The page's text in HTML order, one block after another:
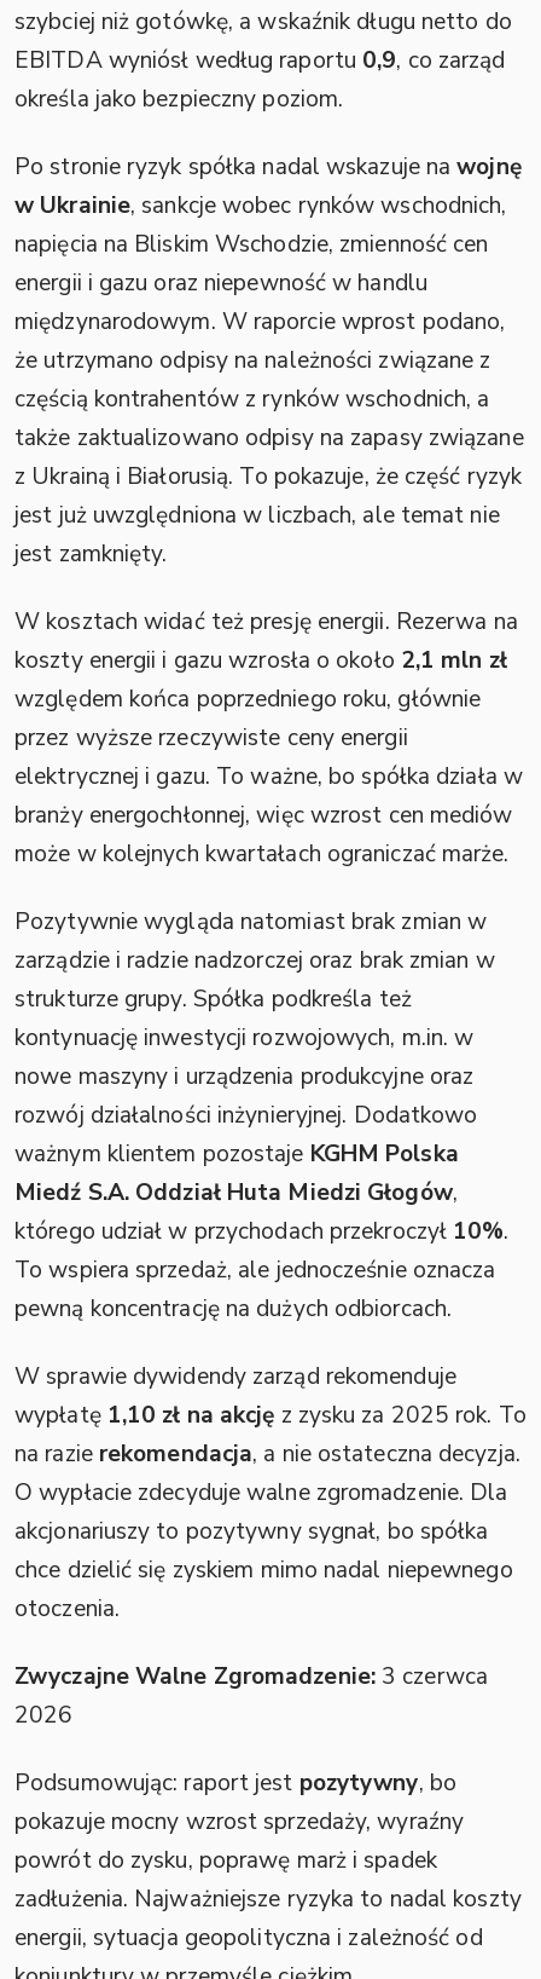
szybciej niż gotówkę, a wskaźnik długu netto do
EBITDA wyniósł według raportu 0,9, co zarząd
określa jako bezpieczny poziom.
Po stronie ryzyk spółka nadal wskazuje nawojnę
w Ukrainie, sankcje wobec rynków wschodnich,
napięcia na Bliskim Wschodzie, zmienność cen
energii i gazu oraz niepewność w handlu
międzynarodowym. W raporcie wprost podano,
że utrzymano odpisy na należności związane z
częścią kontrahentów z rynków wschodnich, a
także zaktualizowano odpisy na zapasy związane
z Ukrainą i Białorusią. To pokazuje, że część ryzyk
jest już uwzględniona w liczbach, ale temat nie
jest zamknięty.
W kosztach widać też presję energii. Rezerwa na
koszty energii i gazu wzrosła o około 2,1 mln zł
względem końca poprzedniego roku, głównie
przez wyższe rzeczywiste ceny energii
elektrycznej i gazu. To ważne, bo spółka działa w
branży energochłonnej, więc wzrost cen mediów
może w kolejnych kwartałach ograniczać marże.
Pozytywnie wygląda natomiast brak zmian w
zarządzie i radzie nadzorczej oraz brak zmian w
strukturze grupy. Spółka podkreśla też
kontynuację inwestycji rozwojowych, m.in. w
nowe maszyny i urządzenia produkcyjne oraz
rozwój działalności inżynieryjnej. Dodatkowo
ważnym klientem pozostaje KGHM Polska
Miedź S.A. Oddział Huta Miedzi Głogów,
którego udział w przychodach przekroczył 10%.
To wspiera sprzedaż, ale jednocześnie oznacza
pewną koncentrację na dużych odbiorcach.
W sprawie dywidendy zarząd rekomenduje
wypłatę 1,10 zł na akcję z zysku za 2025 rok. To
na razie rekomendacja, a nie ostateczna decyzja.
O wypłacie zdecyduje walne zgromadzenie. Dla
akcjonariuszy to pozytywny sygnał, bo spółka
chce dzielić się zyskiem mimo nadal niepewnego
otoczenia.
Zwyczajne Walne Zgromadzenie:3 czerwca
2026
Podsumowując: raport jest pozytywny, bo
pokazuje mocny wzrost sprzedaży, wyraźny
powrót do zysku, poprawę marż i spadek
zadłużenia. Najważniejsze ryzyka to nadal koszty
energii, sytuacja geopolityczna i zależność od